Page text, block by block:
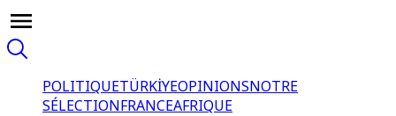
POLITIQUETÜRKİYEOPINIONSNOTRE
SÉLECTIONFRANCEAFRIQUE